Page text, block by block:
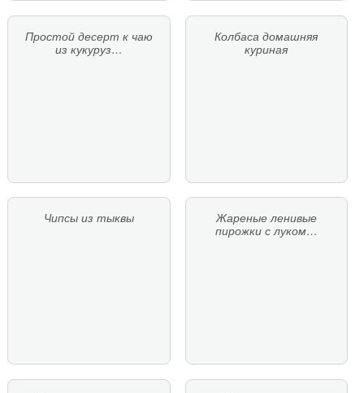
Простой десерт к чаю
из кукуруз…
Колбаса домашняя
куриная
Чипсы из тыквы
Жареные ленивые
пирожки с луком…